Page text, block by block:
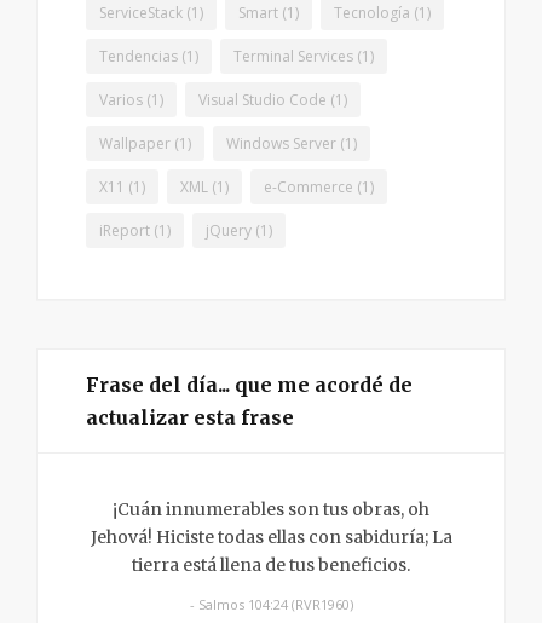
ServiceStack (1) Smart (1) Tecnología (1)
Tendencias (1) Terminal Services (1)
Varios (1) Visual Studio Code (1)
Wallpaper (1) Windows Server (1)
X11 (1) XML (1) e-Commerce (1)
iReport (1) jQuery (1)
Frase del día... que me acordé de
actualizar esta frase
¡Cuán innumerables son tus obras, oh
Jehová! Hiciste todas ellas con sabiduría; La
tierra está llena de tus beneficios.
- Salmos 104:24 (RVR1960)